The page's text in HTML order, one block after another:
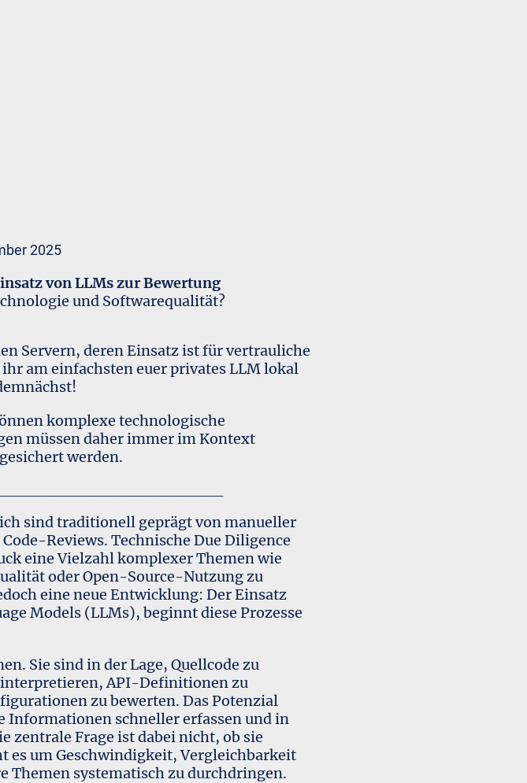
2025
von LLMs zur Bewertung
und Softwarequalität?
Servern, deren Einsatz ist für vertrauliche
am einfachsten euer privates LLM lokal
komplexe technologische
müssen daher immer im Kontext
werden.
sind traditionell geprägt von manueller
Reviews. Technische Due Diligence
eine Vielzahl komplexer Themen wie
oder Open-Source-Nutzung zu
eine neue Entwicklung: Der Einsatz
Models (LLMs), beginnt diese Prozesse
Sie sind in der Lage, Quellcode zu
API-Definitionen zu
zu bewerten. Das Potenzial
Informationen schneller erfassen und in
zentrale Frage ist dabei nicht, ob sie
es um Geschwindigkeit, Vergleichbarkeit
Themen systematisch zu durchdringen.